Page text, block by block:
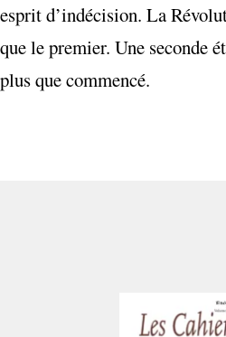
esprit d’indécision. La
que le premier. Une seconde
plus que commencé.